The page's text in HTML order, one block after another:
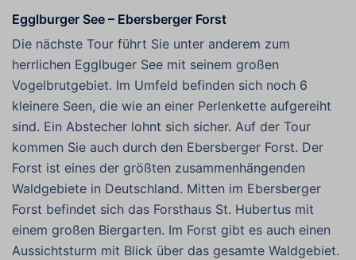
Egglburger See – Ebersberger Forst
Die nächste Tour führt Sie unter anderem zum
herrlichen Egglbuger See mit seinem großen
Vogelbrutgebiet. Im Umfeld befinden sich noch 6
kleinere Seen, die wie an einer Perlenkette aufgereiht
sind. Ein Abstecher lohnt sich sicher. Auf der Tour
kommen Sie auch durch den Ebersberger Forst. Der
Forst ist eines der größten zusammenhängenden
Waldgebiete in Deutschland. Mitten im Ebersberger
Forst befindet sich das Forsthaus St. Hubertus mit
einem großen Biergarten. Im Forst gibt es auch einen
Aussichtsturm mit Blick über das gesamte Waldgebiet.